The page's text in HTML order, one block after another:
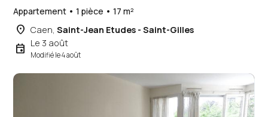
Appartement • 1 pièce • 17 m²
place Caen,Saint-Jean Etudes - Saint-Gilles
event Le 3 août
Modifié le 4 août